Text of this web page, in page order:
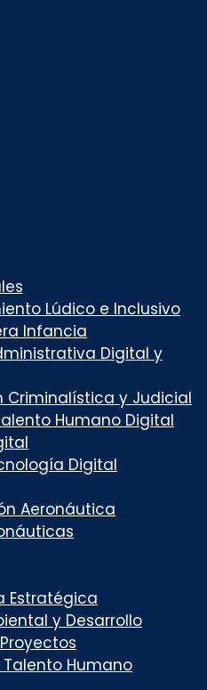
Lúdico e Inclusivo
Infancia
Digital y
Criminalística y Judicial
Humano Digital
Digital
Aeronáutica
Estratégica
y Desarrollo
Humano